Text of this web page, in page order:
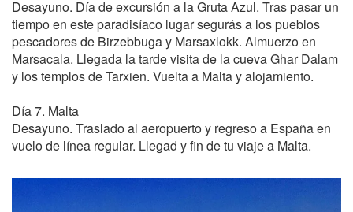
Desayuno. Día de excursión a la Gruta Azul. Tras pasar un
tiempo en este paradisíaco lugar segurás a los pueblos
pescadores de Birzebbuga y Marsaxlokk. Almuerzo en
Marsacala. Llegada la tarde visita de la cueva Ghar Dalam
y los templos de Tarxien. Vuelta a Malta y alojamiento.
Día 7. Malta
Desayuno. Traslado al aeropuerto y regreso a España en
vuelo de línea regular. Llegad y fin de tu viaje a Malta.